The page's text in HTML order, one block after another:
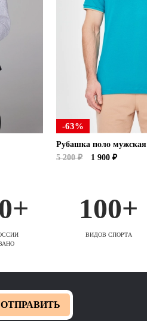
-63%
Рубашка поло мужская
5 200 ₽
1 900 ₽
100+
ВИДОВ СПОРТА
ОТПРАВИТЬ